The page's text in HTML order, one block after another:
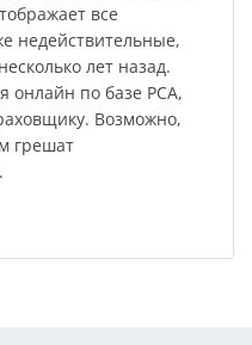
все
недействительные,
лет назад.
онлайн по базе РСА,
Возможно,
грешат